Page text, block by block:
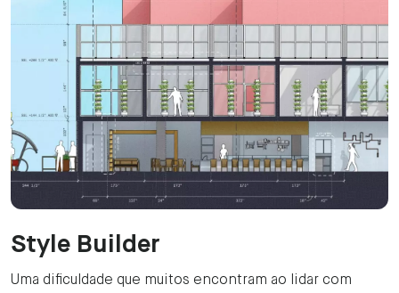
Style Builder
Uma dificuldade que muitos encontram ao lidar com